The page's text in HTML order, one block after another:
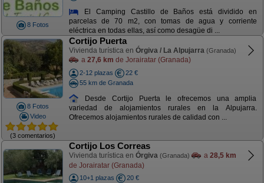
8 Fotos
El Camping Castillo de Baños está dividido en
parcelas de 70 m2, con tomas de agua y corriente
eléctrica en todas ellas, así como desagüe di ...
8 Fotos
Video
(3 comentarios)
Cortijo Puerta
Vivienda turística en Órgiva / La Alpujarra (Granada)
a 27,6 km de Jorairatar (Granada)
2-12 plazas
22 €
55 km de Granada
Desde Cortijo Puerta le ofrecemos una amplia
variedad de alojamientos rurales en la Alpujarra.
Ofrecemos alojamientos rurales de calidad con ...
Cortijo Los Correas
Vivienda turística en Órgiva (Granada) a 28,5 km
de Jorairatar (Granada)
10+1 plazas
20 €